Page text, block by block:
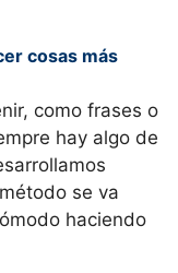
cosas más
como frases o
hay algo de
se va
haciendo